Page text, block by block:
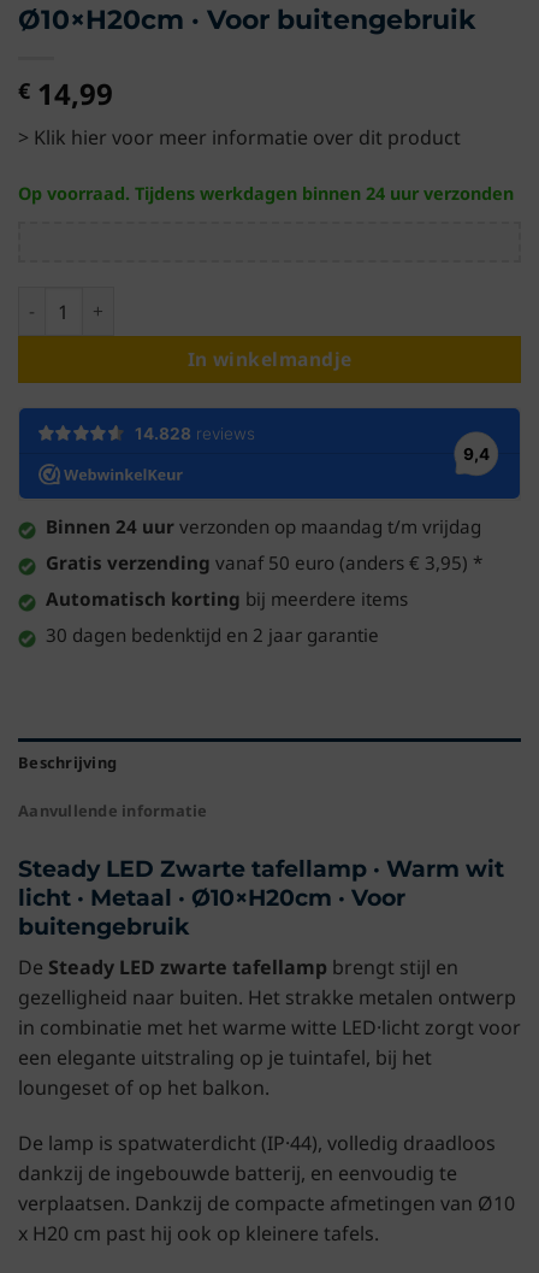
Ø10×H20cm · Voor buitengebruik
€ 14,99
> Klik hier voor meer informatie over dit product
Op voorraad. Tijdens werkdagen binnen 24 uur verzonden
In winkelmandje
Binnen 24 uur verzonden op maandag t/m vrijdag
Gratis verzending vanaf 50 euro (anders € 3,95) *
Automatisch korting bij meerdere items
30 dagen bedenktijd en 2 jaar garantie
Beschrijving
Aanvullende informatie
Steady LED Zwarte tafellamp · Warm wit
licht · Metaal · Ø10×H20cm · Voor
buitengebruik
De Steady LED zwarte tafellamp brengt stijl en
gezelligheid naar buiten. Het strakke metalen ontwerp
in combinatie met het warme witte LED·licht zorgt voor
een elegante uitstraling op je tuintafel, bij het
loungeset of op het balkon.
De lamp is spatwaterdicht (IP·44), volledig draadloos
dankzij de ingebouwde batterij, en eenvoudig te
verplaatsen. Dankzij de compacte afmetingen van Ø10
x H20 cm past hij ook op kleinere tafels.